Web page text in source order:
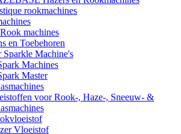
rookmachines
machines
en Toebehoren
Sparkle Machine's
Machines
Master
voor Rook-, Haze-, Sneeuw- &
Vloeistof